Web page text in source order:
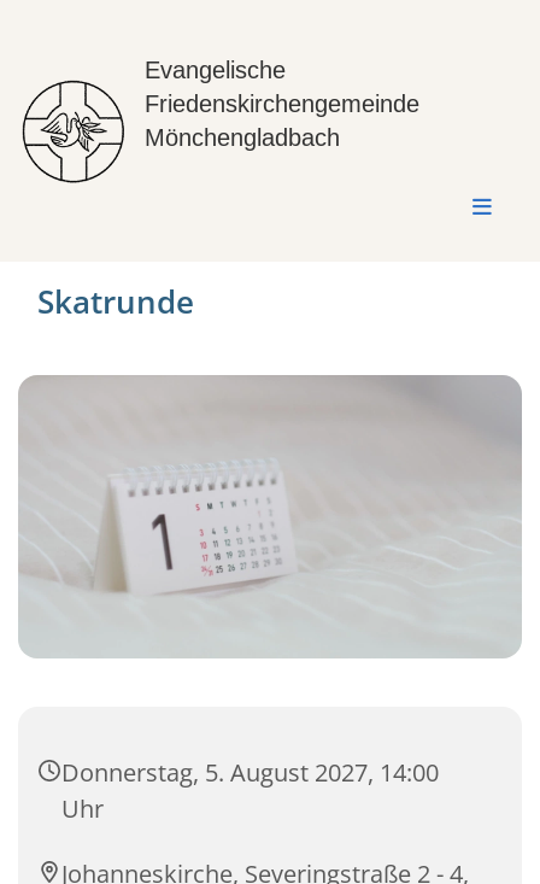
Evangelische
Friedenskirchengemeinde
Mönchengladbach
Skatrunde
Donnerstag, 5. August 2027, 14:00
Uhr
Johanneskirche, Severingstraße 2 - 4,